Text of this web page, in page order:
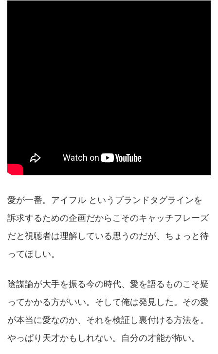
愛が一番。アイフル というブランドタグラインを
訴求するための企画だからこそのキャッチフレーズ
だと視聴者は理解している思うのだが、ちょっと待
ってほしい。
陰謀論が大手を振る今の時代、愛を語るものこそ疑
ってかかる方がいい。そして俺は発見した。その愛
が本当に愛なのか、それを検証し裏付ける方法を。
やっぱり天才かもしれない。自分の才能が怖い。